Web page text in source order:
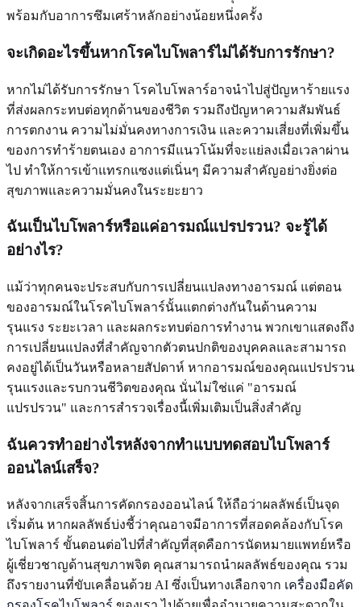
พร้อมกับอาการซึมเศร้าหลักอย่างน้อยหนึ่งครั้ง
จะเกิดอะไรขึ้นหากโรคไบโพลาร์ไม่ได้รับการรักษา?
หากไม่ได้รับการรักษา โรคไบโพลาร์อาจนำไปสู่ปัญหาร้ายแรง
ที่ส่งผลกระทบต่อทุกด้านของชีวิต รวมถึงปัญหาความสัมพันธ์
การตกงาน ความไม่มั่นคงทางการเงิน และความเสี่ยงที่เพิ่มขึ้น
ของการทำร้ายตนเอง อาการมีแนวโน้มที่จะแย่ลงเมื่อเวลาผ่าน
ไป ทำให้การเข้าแทรกแซงแต่เนิ่นๆ มีความสำคัญอย่างยิ่งต่อ
สุขภาพและความมั่นคงในระยะยาว
ฉันเป็นไบโพลาร์หรือแค่อารมณ์แปรปรวน? จะรู้ได้
อย่างไร?
แม้ว่าทุกคนจะประสบกับการเปลี่ยนแปลงทางอารมณ์ แต่ตอน
ของอารมณ์ในโรคไบโพลาร์นั้นแตกต่างกันในด้านความ
รุนแรง ระยะเวลา และผลกระทบต่อการทำงาน พวกเขาแสดงถึง
การเปลี่ยนแปลงที่สำคัญจากตัวตนปกติของบุคคลและสามารถ
คงอยู่ได้เป็นวันหรือหลายสัปดาห์ หากอารมณ์ของคุณแปรปรวน
รุนแรงและรบกวนชีวิตของคุณ นั่นไม่ใช่แค่ "อารมณ์
แปรปรวน" และการสำรวจเรื่องนี้เพิ่มเติมเป็นสิ่งสำคัญ
ฉันควรทำอย่างไรหลังจากทำแบบทดสอบไบโพลาร์
ออนไลน์เสร็จ?
หลังจากเสร็จสิ้นการคัดกรองออนไลน์ ให้ถือว่าผลลัพธ์เป็นจุด
เริ่มต้น หากผลลัพธ์บ่งชี้ว่าคุณอาจมีอาการที่สอดคล้องกับโรค
ไบโพลาร์ ขั้นตอนต่อไปที่สำคัญที่สุดคือการนัดหมายแพทย์หรือ
ผู้เชี่ยวชาญด้านสุขภาพจิต คุณสามารถนำผลลัพธ์ของคุณ รวม
ถึงรายงานที่ขับเคลื่อนด้วย AI ซึ่งเป็นทางเลือกจาก เครื่องมือคัด